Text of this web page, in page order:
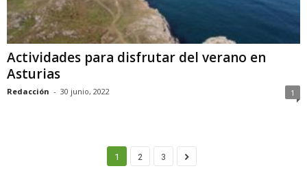
Actividades para disfrutar del verano en
Asturias
Redacción - 30 junio, 2022 1
1 2 3